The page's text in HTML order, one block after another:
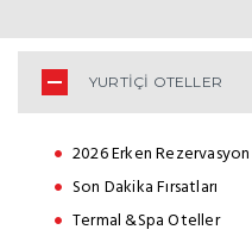
YURTİÇİ OTELLER
2026 Erken Rezervasyon
Son Dakika Fırsatları
Termal &Spa Oteller